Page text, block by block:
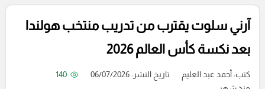
آرني سلوت يقترب من تدريب منتخب هولندا
بعد نكسة كأس العالم 2026
كتب:أحمد عبد العليم تاريخ النشر: 06/07/2026
140